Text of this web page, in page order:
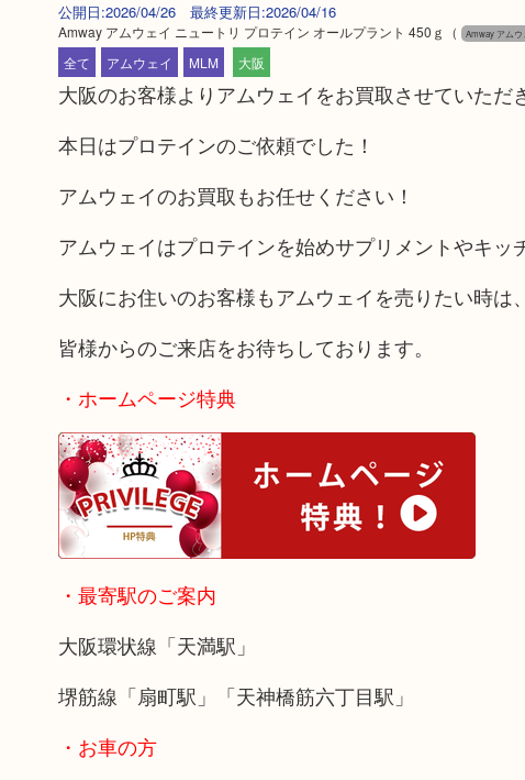
公開日:2026/04/26 最終更新日:2026/04/16
Amway アムウェイ ニュートリ プロテイン オールプラント 450ｇ （ Amway アムウ
全て
アムウェイ MLM 大阪
大阪のお客様よりアムウェイをお買取させていただ
本日はプロテインのご依頼でした！
アムウェイのお買取もお任せください！
アムウェイはプロテインを始めサプリメントやキ
大阪にお住いのお客様もアムウェイを売りたい時
皆様からのご来店をお待ちしております。
・ホームページ特典
・最寄駅のご案内
大阪環状線「天満駅」
堺筋線「扇町駅」「天神橋筋六丁目駅」
・お車の方